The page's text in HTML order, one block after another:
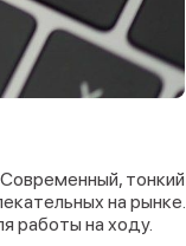
тонкий
на рынке.
работы на ходу.